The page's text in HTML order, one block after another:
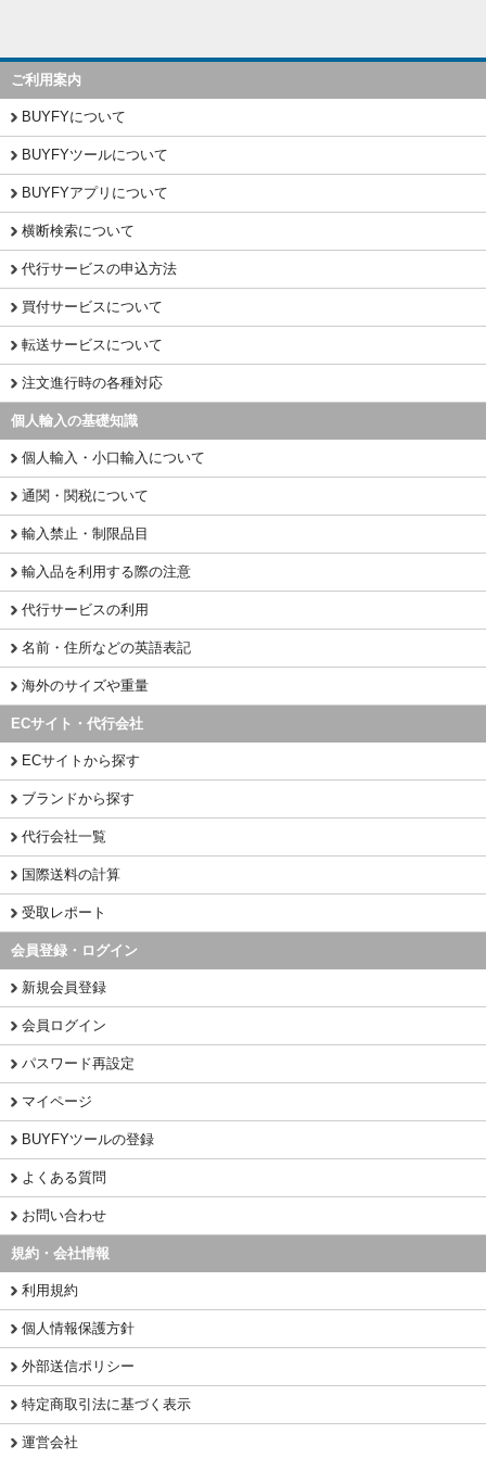
ご利用案内
BUYFYについて
BUYFYツールについて
BUYFYアプリについて
横断検索について
代行サービスの申込方法
買付サービスについて
転送サービスについて
注文進行時の各種対応
個人輸入の基礎知識
個人輸入・小口輸入について
通関・関税について
輸入禁止・制限品目
輸入品を利用する際の注意
代行サービスの利用
名前・住所などの英語表記
海外のサイズや重量
ECサイト・代行会社
ECサイトから探す
ブランドから探す
代行会社一覧
国際送料の計算
受取レポート
会員登録・ログイン
新規会員登録
会員ログイン
パスワード再設定
マイページ
BUYFYツールの登録
よくある質問
お問い合わせ
規約・会社情報
利用規約
個人情報保護方針
外部送信ポリシー
特定商取引法に基づく表示
運営会社